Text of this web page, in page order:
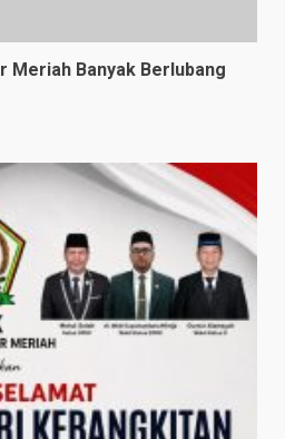
Meriah Banyak Berlubang